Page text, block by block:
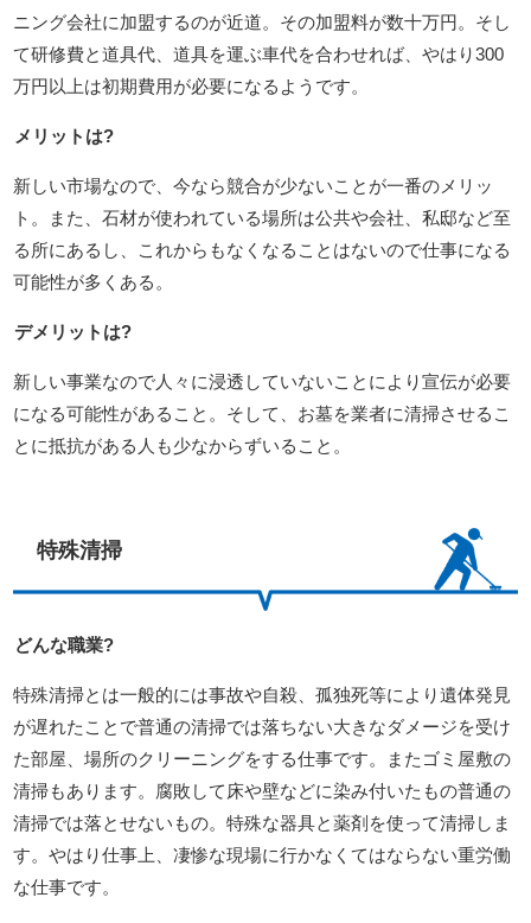
ニング会社に加盟するのが近道。その加盟料が数十万円。そし
て研修費と道具代、道具を運ぶ車代を合わせれば、やはり300
万円以上は初期費用が必要になるようです。
メリットは?
新しい市場なので、今なら競合が少ないことが一番のメリッ
ト。また、石材が使われている場所は公共や会社、私邸など至
る所にあるし、これからもなくなることはないので仕事になる
可能性が多くある。
デメリットは?
新しい事業なので人々に浸透していないことにより宣伝が必要
になる可能性があること。そして、お墓を業者に清掃させるこ
とに抵抗がある人も少なからずいること。
特殊清掃
どんな職業?
特殊清掃とは一般的には事故や自殺、孤独死等により遺体発見
が遅れたことで普通の清掃では落ちない大きなダメージを受け
た部屋、場所のクリーニングをする仕事です。またゴミ屋敷の
清掃もあります。腐敗して床や壁などに染み付いたもの普通の
清掃では落とせないもの。特殊な器具と薬剤を使って清掃しま
す。やはり仕事上、凄惨な現場に行かなくてはならない重労働
な仕事です。